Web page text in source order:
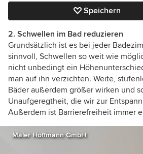
Speichern
2. Schwellen im Bad reduzieren
Grundsätzlich ist es bei jeder
sinnvoll, Schwellen so weit wie
nicht unbedingt ein
man auf ihn verzichten. Weite,
Bäder außerdem größer wirken und
Unaufgeregtheit, die wir zur
Außerdem ist Barrierefreiheit immer
Maler Hoffmann GmbH